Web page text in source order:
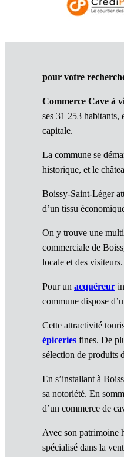
pour votre
Commerce Cave à
ses 31 253 habitants,
capitale.
La commune se
historique, et le
Boissy-Saint-Léger
d’un tissu
On y trouve une
commerciale de
locale et des visiteurs.
Pour un acquéreur
commune dispose
Cette attractivité
épiceries fines. De
sélection de produits
En s’installant à
sa notoriété. En
d’un commerce de
Avec son patrimoine
spécialisé dans la